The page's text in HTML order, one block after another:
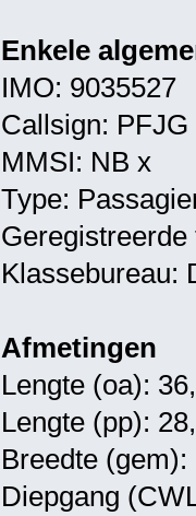
Enkele
IMO: 9035527
Callsign: PFJG
MMSI: NB x
Type:
Klassebureau:
Afmetingen
Lengte (oa):
Lengte (pp):
Breedte (gem):
Diepgang